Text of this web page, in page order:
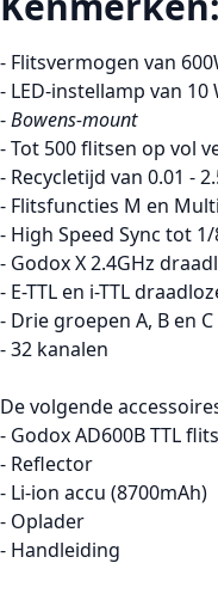
- Flitsvermogen van
- LED-instellamp van 10
-Bowens-mount
- Tot 500 flitsen op vol
- Recycletijd van 0.01 -
- Flitsfuncties M en Multi
- High Speed Sync tot 1/
- Godox X 2.4GHz
- E-TTL en i-TTL
- Drie groepen A, B en C
- 32 kanalen
De volgende
- Godox AD600B TTL
- Reflector
- Li-ion accu (8700mAh)
- Oplader
- Handleiding